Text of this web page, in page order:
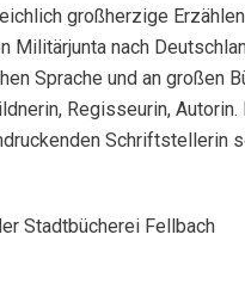
großherzige
Militärjunta nach
Sprache und an großen
Regisseurin,
Schriftstellerin
Stadtbücherei Fellbach